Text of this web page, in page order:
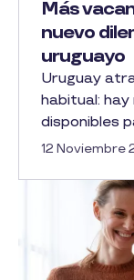
Más
nuevo
uruguayo
Uruguay
habitual:
disponibles
12 Noviembre